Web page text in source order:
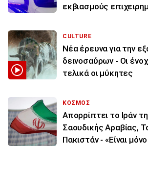
εκβιασμούς
CULTURE
Νέα έρευνα για την
δεινοσαύρων - Οι
τελικά οι μύκητες
ΚΟΣΜΟΣ
Απορρίπτει το Ιράν
Σαουδικής Αραβίας,
Πακιστάν - «Είναι